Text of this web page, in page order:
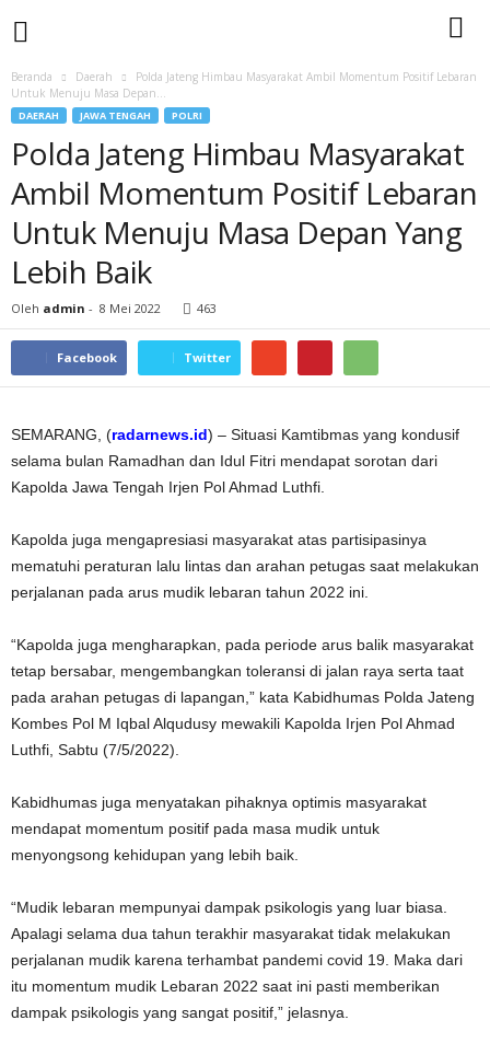
Beranda Daerah
Polda Jateng Himbau Masyarakat Ambil Momentum Positif Lebaran
Untuk Menuju Masa Depan...
DAERAH JAWA TENGAH POLRI
Polda Jateng Himbau Masyarakat
Ambil Momentum Positif Lebaran
Untuk Menuju Masa Depan Yang
Lebih Baik
Oleh admin - 8 Mei 2022 463
Facebook Twitter
SEMARANG, (radarnews.id) – Situasi Kamtibmas yang kondusif
selama bulan Ramadhan dan Idul Fitri mendapat sorotan dari
Kapolda Jawa Tengah Irjen Pol Ahmad Luthfi.
Kapolda juga mengapresiasi masyarakat atas partisipasinya
mematuhi peraturan lalu lintas dan arahan petugas saat melakukan
perjalanan pada arus mudik lebaran tahun 2022 ini.
“Kapolda juga mengharapkan, pada periode arus balik masyarakat
tetap bersabar, mengembangkan toleransi di jalan raya serta taat
pada arahan petugas di lapangan,” kata Kabidhumas Polda Jateng
Kombes Pol M Iqbal Alqudusy mewakili Kapolda Irjen Pol Ahmad
Luthfi, Sabtu (7/5/2022).
Kabidhumas juga menyatakan pihaknya optimis masyarakat
mendapat momentum positif pada masa mudik untuk
menyongsong kehidupan yang lebih baik.
“Mudik lebaran mempunyai dampak psikologis yang luar biasa.
Apalagi selama dua tahun terakhir masyarakat tidak melakukan
perjalanan mudik karena terhambat pandemi covid 19. Maka dari
itu momentum mudik Lebaran 2022 saat ini pasti memberikan
dampak psikologis yang sangat positif,” jelasnya.